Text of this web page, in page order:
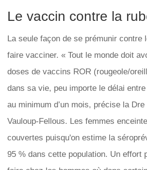
Le vaccin contre la
La seule façon de se prémunir contre
faire vacciner. « Tout le monde doit
doses de vaccins ROR (rougeole/
dans sa vie, peu importe le délai
au minimum d’un mois, précise la
Vauloup-Fellous. Les femmes
couvertes puisqu'on estime la
95 % dans cette population. Un effort